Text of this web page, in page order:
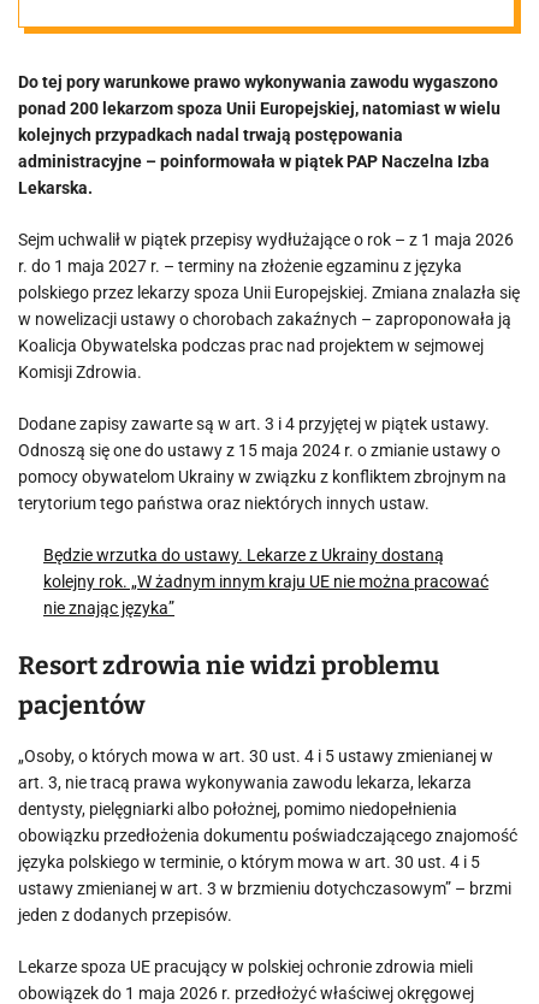
pomogły?
Kilkuset
lekarzy z
zagranicy bez
prawa
wykonywania
zawodu
Do tej pory warunkowe prawo wykonywania zawodu wygaszono
ponad 200 lekarzom spoza Unii Europejskiej, natomiast w wielu
kolejnych przypadkach nadal trwają postępowania
administracyjne – poinformowała w piątek PAP Naczelna Izba
Lekarska.
Sejm uchwalił w piątek przepisy wydłużające o rok – z 1 maja 2026
r. do 1 maja 2027 r. – terminy na złożenie egzaminu z języka
polskiego przez lekarzy spoza Unii Europejskiej. Zmiana znalazła się
w nowelizacji ustawy o chorobach zakaźnych – zaproponowała ją
Koalicja Obywatelska podczas prac nad projektem w sejmowej
Komisji Zdrowia.
Dodane zapisy zawarte są w art. 3 i 4 przyjętej w piątek ustawy.
Odnoszą się one do ustawy z 15 maja 2024 r. o zmianie ustawy o
pomocy obywatelom Ukrainy w związku z konfliktem zbrojnym na
terytorium tego państwa oraz niektórych innych ustaw.
Będzie wrzutka do ustawy. Lekarze z Ukrainy dostaną
kolejny rok. „W żadnym innym kraju UE nie można pracować
nie znając języka”
Resort zdrowia nie widzi problemu
pacjentów
„Osoby, o których mowa w art. 30 ust. 4 i 5 ustawy zmienianej w
art. 3, nie tracą prawa wykonywania zawodu lekarza, lekarza
dentysty, pielęgniarki albo położnej, pomimo niedopełnienia
obowiązku przedłożenia dokumentu poświadczającego znajomość
języka polskiego w terminie, o którym mowa w art. 30 ust. 4 i 5
ustawy zmienianej w art. 3 w brzmieniu dotychczasowym” – brzmi
jeden z dodanych przepisów.
Lekarze spoza UE pracujący w polskiej ochronie zdrowia mieli
obowiązek do 1 maja 2026 r. przedłożyć właściwej okręgowej